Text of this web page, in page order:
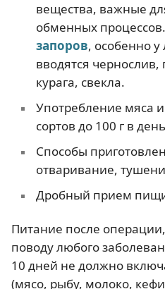
вещества, важные
обменных
запоров, особенно
вводятся
курага, свекла.
Употребление мяса
сортов до 100 г в
Способы
отваривание,
Дробный прием пищи
Питание после
поводу любого
10 дней не должно
(мясо, рыбу, молоко,